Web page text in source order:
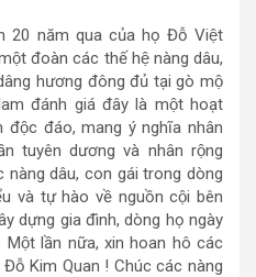
20 năm qua của họ Đỗ Việt
đoàn các thế hệ nàng dâu,
hương đông đủ tại gò mộ
đánh giá đây là một hoạt
đáo, mang ý nghĩa nhân
tuyên dương và nhân rộng
dâu, con gái trong dòng
và tự hào về nguồn cội bên
dựng gia đình, dòng họ ngày
Một lần nữa, xin hoan hô các
Kim Quan ! Chúc các nàng